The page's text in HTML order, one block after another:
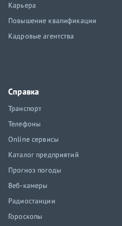
Карьера
Повышение квалификации
Кадровые агентства
Справка
Транспорт
Телефоны
Online сервисы
Каталог предприятий
Прогноз погоды
Веб-камеры
Радиостанции
Гороскопы